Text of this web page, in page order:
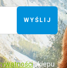
WYŚLIJ
sklepu